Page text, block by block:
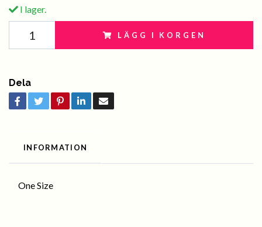
I lager.
LÄGG I KORGEN
Dela
INFORMATION
One Size